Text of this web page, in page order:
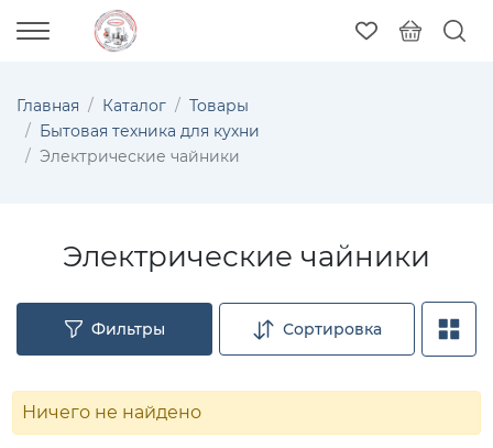
Главная Каталог
Товары
Бытовая техника для кухни
Электрические чайники
Электрические чайники
Фильтры Сортировка
Ничего не найдено